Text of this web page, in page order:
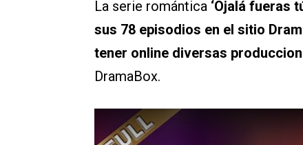
La serie romántica ‘Ojalá fueras
sus 78 episodios en el sitio
tener online diversas
DramaBox.